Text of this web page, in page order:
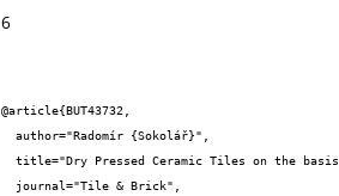
6
@article{BUT43732,